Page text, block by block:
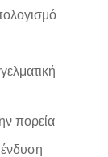
πορεία